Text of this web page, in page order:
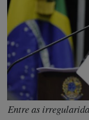
Entre as